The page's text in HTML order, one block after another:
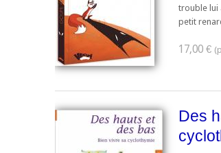
trouble lui
petit
17,00 €
Des